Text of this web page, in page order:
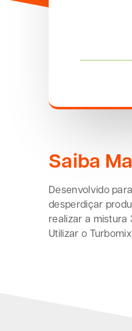
Saiba
Desenvolvido
desperdiçar
realizar a mistura
Utilizar o